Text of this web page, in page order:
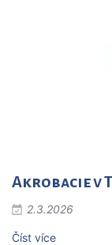
Akrobacie v
2.3.2026
Číst více